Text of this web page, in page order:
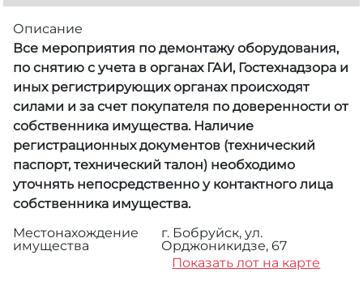
Описание
Все мероприятия по демонтажу оборудования,
по снятию с учета в органах ГАИ, Гостехнадзора и
иных регистрирующих органах происходят
силами и за счет покупателя по доверенности от
собственника имущества. Наличие
регистрационных документов (технический
паспорт, технический талон) необходимо
уточнять непосредственно у контактного лица
собственника имущества.
Местонахождение
имущества
г. Бобруйск, ул.
Орджоникидзе, 67
Показать лот на карте